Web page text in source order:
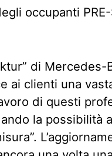
occupanti
di
ai clienti una
di questi
la possibilità